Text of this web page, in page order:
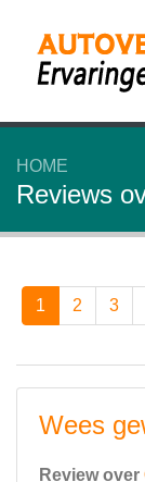
HOME
Reviews
1 2 3
Wees
Review over